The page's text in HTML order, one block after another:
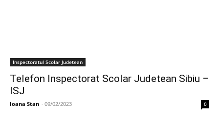
Inspectoratul Scolar Judetean
Telefon Inspectorat Scolar Judetean Sibiu –
ISJ
Ioana Stan - 09/02/2023 0